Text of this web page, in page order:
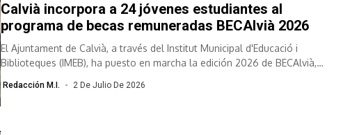
Calvià incorpora a 24 jóvenes estudiantes al
programa de becas remuneradas BECAlvià 2026
El Ajuntament de Calvià, a través del Institut Municipal d'Educació i
Biblioteques (IMEB), ha puesto en marcha la edición 2026 de BECAlvià,
Redacción M.I. 2 De Julio De 2026